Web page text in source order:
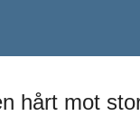
hårt mot